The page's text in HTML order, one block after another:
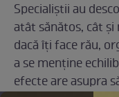
Specialiștii au
atât sănătos, cât
dacă îți face rău,
a se menține
efecte are asupra